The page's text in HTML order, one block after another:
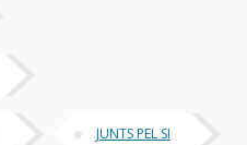
JUNTS PEL SI